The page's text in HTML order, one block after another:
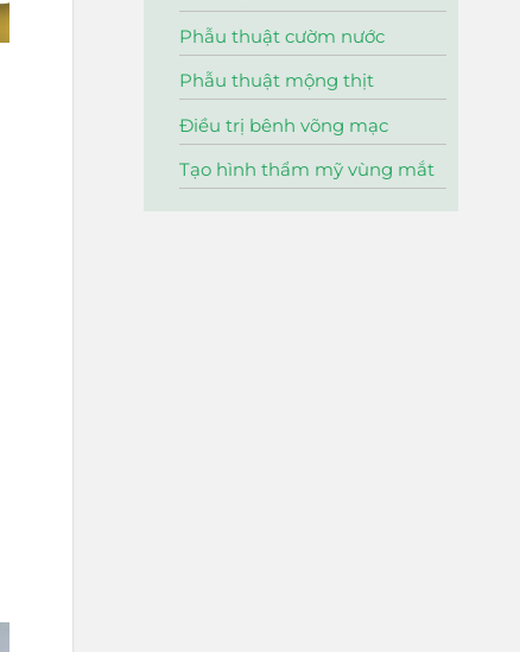
Phẫu thuật cườm nước
Phẫu thuật mộng thịt
Điều trị bênh võng mạc
Tạo hình thẩm mỹ vùng mắt